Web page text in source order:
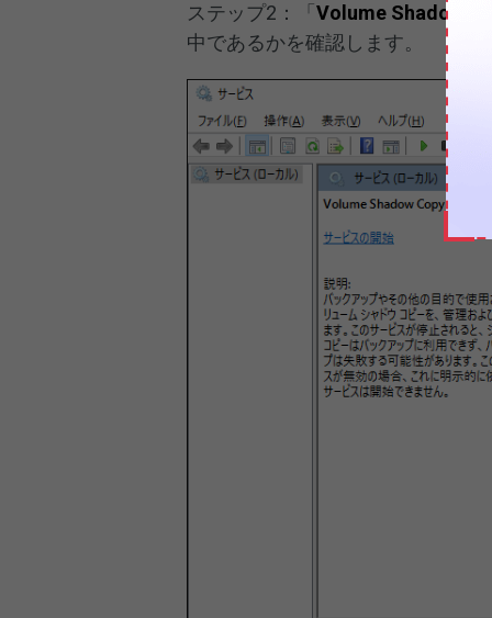
ステップ2：「Volume Shadow
中であるかを確認します。